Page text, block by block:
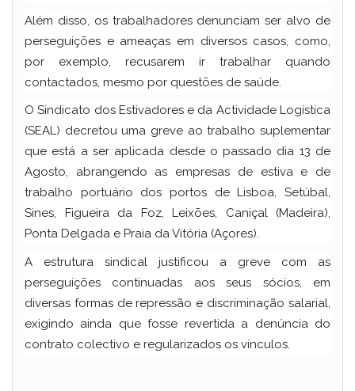
Além disso, os trabalhadores denunciam ser alvo de
perseguições e ameaças em diversos casos, como,
por exemplo, recusarem ir trabalhar quando
contactados, mesmo por questões de saúde.
O Sindicato dos Estivadores e da Actividade Logística
(SEAL) decretou uma greve ao trabalho suplementar
que está a ser aplicada desde o passado dia 13 de
Agosto, abrangendo as empresas de estiva e de
trabalho portuário dos portos de Lisboa, Setúbal,
Sines, Figueira da Foz, Leixões, Caniçal (Madeira),
Ponta Delgada e Praia da Vitória (Açores).
A estrutura sindical justificou a greve com as
perseguições continuadas aos seus sócios, em
diversas formas de repressão e discriminação salarial,
exigindo ainda que fosse revertida a denúncia do
contrato colectivo e regularizados os vínculos.